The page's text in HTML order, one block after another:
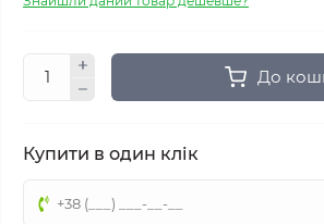
До
Купити в один клік